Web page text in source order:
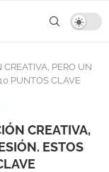
PERO UN
PUNTOS CLAVE
CREATIVA,
ESTOS